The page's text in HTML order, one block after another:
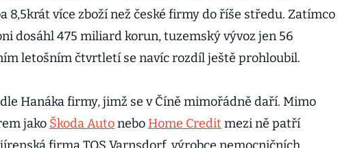
8,5krát více zboží než české firmy do říše středu. Zatímco
dosáhl 475 miliard korun, tuzemský vývoz jen 56
letošním čtvrtletí se navíc rozdíl ještě prohloubil.
Hanáka firmy, jimž se v Číně mimořádně daří. Mimo
jako Škoda Autonebo Home Credit mezi ně patří